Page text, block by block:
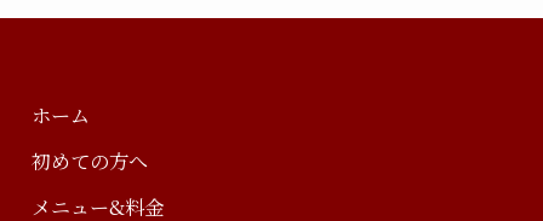
ホーム
初めての方へ
メニュー&料金